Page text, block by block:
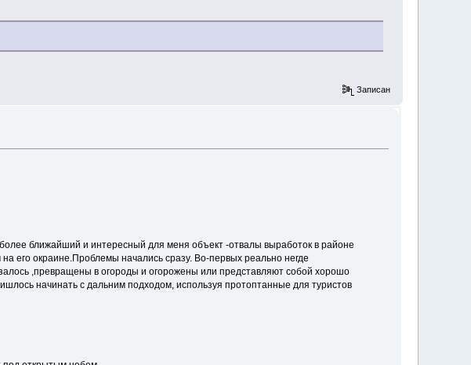
Записан
ближайший и интересный для меня объект -отвалы выработок в районе
его окраине.Проблемы начались сразу. Во-первых реально негде
,превращены в огороды и огорожены или представляют собой хорошо
начинать с дальним подходом, используя протоптанные для туристов